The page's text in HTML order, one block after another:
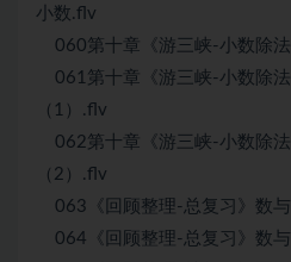
小数.flv
060第十章《游三峡-小数除
061第十章《游三峡-小数除法
（1）.flv
062第十章《游三峡-小数除法
（2）.flv
063《回顾整理-总复习》数
064《回顾整理-总复习》数